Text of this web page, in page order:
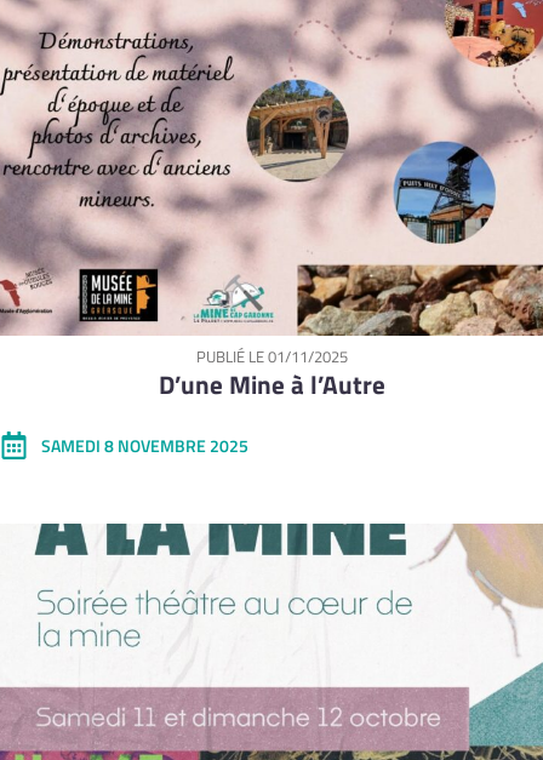
PUBLIÉ LE01/11/2025
D’une Mine à l’Autre
SAMEDI 8 NOVEMBRE 2025